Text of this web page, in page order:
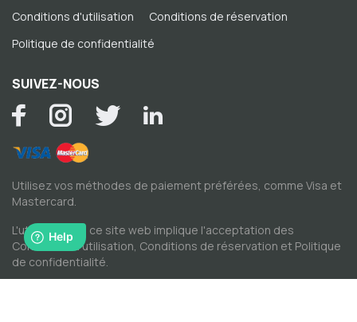
Conditions d'utilisation
Conditions de réservation
Politique de confidentialité
SUIVEZ-NOUS
Utilisez vos méthodes de paiement préférées, comme Visa et
Mastercard.
L'utilisation de ce site web implique l'acceptation des
Conditions d'utilisation, Conditions de réservation et Politique
de confidentialité.